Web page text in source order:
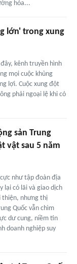
hóa...
lớn' trong xung
kênh truyền hình
mọi cuộc khủng
lợi. Cuộc xung đột
phải ngoại lệ khi có
sản Trung
vật sau 5 năm
như tập đoàn địa
lại có lãi và giao dịch
thiện, nhưng thị
Quốc vẫn chìm
dư cung, niềm tin
doanh nghiệp suy